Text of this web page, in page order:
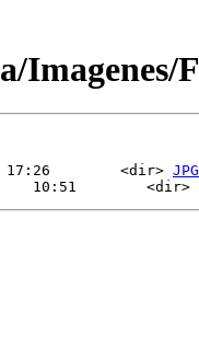
Imagenes/
17:26        <dir> JPG
10:51        <dir>